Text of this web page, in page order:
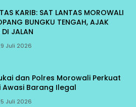
KARIB: SAT LANTAS MOROWALI
BUNGKU TENGAH, AJAK
DI JALAN
Juli 2026
dan Polres Morowali Perkuat
Awasi Barang Ilegal
Juli 2026